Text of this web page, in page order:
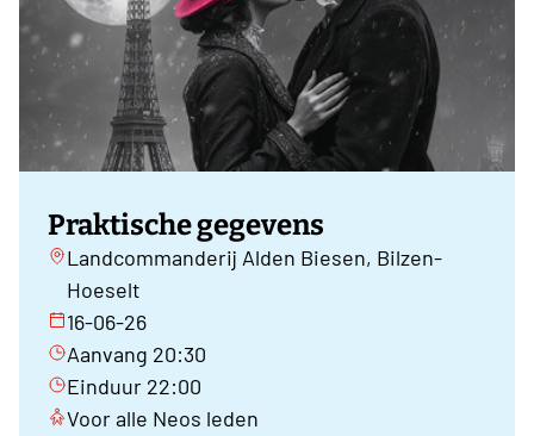
Praktische gegevens
Landcommanderij Alden Biesen, Bilzen-
Hoeselt
16-06-26
Aanvang 20:30
Einduur 22:00
Voor alle Neos leden